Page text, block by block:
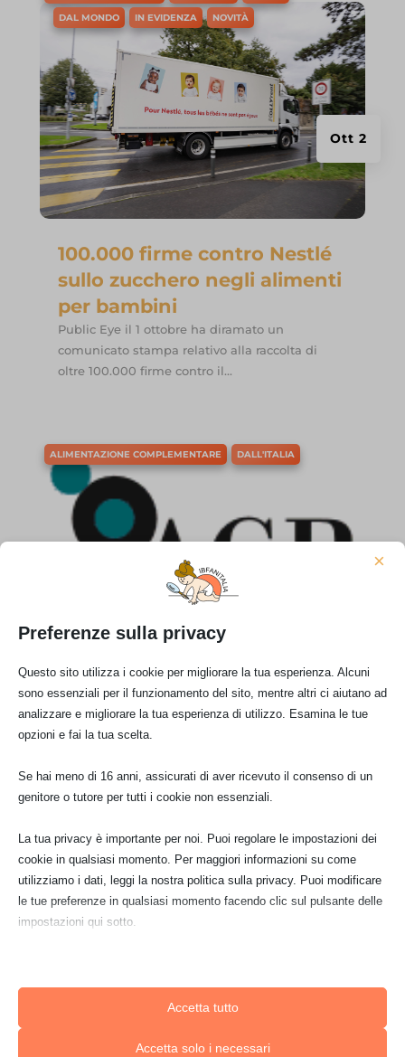
100.000 firme contro Nestlé
sullo zucchero negli alimenti
per bambini
Ott 2
DAL MONDO IN EVIDENZA NOVITÀ
Public Eye il 1 ottobre ha diramato un
comunicato stampa relativo alla raccolta di
oltre 100.000 firme contro il...
quelli naturali? Vietato
disinformare – dall’ACP
ALIMENTAZIONE COMPLEMENTARE DALL'ITALIA
I pediatri ACP si dissociano dalla campagna
alimenti industriali per...
BABY FOOD COMUNICAZIONI
Preferenze sulla privacy
×
Questo sito utilizza i cookie per migliorare la tua esperienza. Alcuni
sono essenziali per il funzionamento del sito, mentre altri ci aiutano ad
analizzare e migliorare la tua esperienza di utilizzo. Esamina le tue
opzioni e fai la tua scelta.
Se hai meno di 16 anni, assicurati di aver ricevuto il consenso di un
genitore o tutore per tutti i cookie non essenziali.
La tua privacy è importante per noi. Puoi regolare le impostazioni dei
cookie in qualsiasi momento. Per maggiori informazioni su come
utilizziamo i dati, leggi la nostra politica sulla privacy. Puoi modificare
le tue preferenze in qualsiasi momento facendo clic sul pulsante delle
impostazioni qui sotto.
influire sulla tua esperienza del sito e sui servizi che possiamo offrire.
I cookie e i servizi essenziali abilitano le funzioni di base e sono
Accetta tutto
Accetta solo i necessari